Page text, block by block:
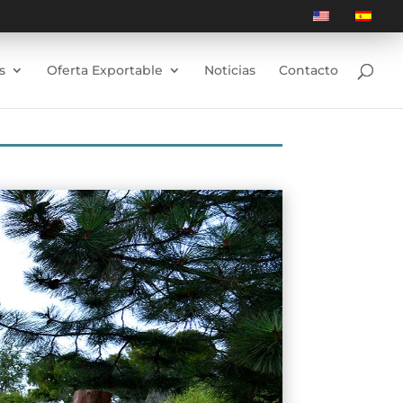
Oferta Exportable Noticias Contacto